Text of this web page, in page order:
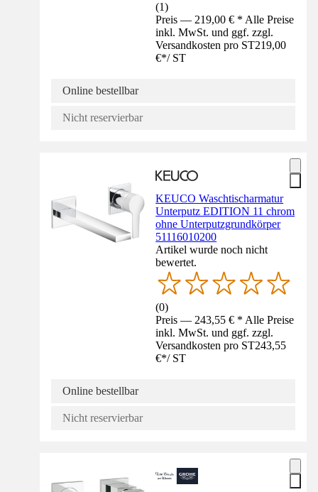
(1)
Preis — 219,00 € * Alle Preise
inkl. MwSt. und ggf. zzgl.
Versandkosten pro ST219,00
€*/ ST
Online bestellbar
Nicht reservierbar
KEUCO Waschtischarmatur
Unterputz EDITION 11 chrom
ohne Unterputzgrundkörper
51116010200
Artikel wurde noch nicht
bewertet.
(0)
Preis — 243,55 € * Alle Preise
inkl. MwSt. und ggf. zzgl.
Versandkosten pro ST243,55
€*/ ST
Online bestellbar
Nicht reservierbar